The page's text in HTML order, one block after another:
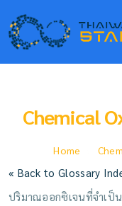
Chemical
Home
« Back to Glossary
ปริมาณออกซิเจนที่จำเป็น